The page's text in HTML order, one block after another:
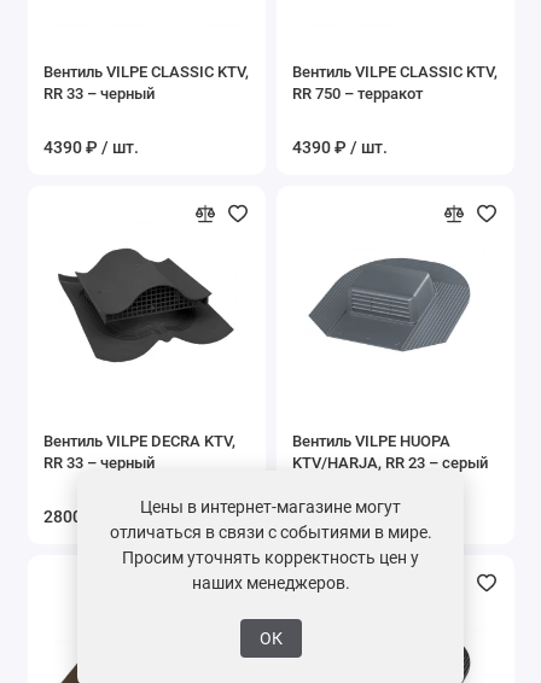
Вентиль VILPE CLASSIC KTV,
RR 33 – черный
4390 ₽ / шт.
Вентиль VILPE CLASSIC KTV,
RR 750 – терракот
4390 ₽ / шт.
Вентиль VILPE DECRA KTV,
RR 33 – черный
2800 ₽ / шт.
Вентиль VILPE HUOPA
KTV/HARJA, RR 23 – серый
2580 ₽ / шт.
Цены в интернет-магазине могут
отличаться в связи с событиями в мире.
Просим уточнять корректность цен у
наших менеджеров.
ОК